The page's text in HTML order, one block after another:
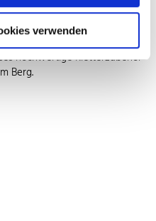
verwenden
und Zuverlässigkeit
Rostfrei für Urlauber und
Wander- und Kletterrucksack.
hochwertige Kletterzubehör
Berg.